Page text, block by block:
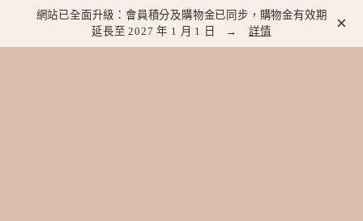
網站已全面升級：會員積分及購物金已同步，購物金有效期
延長至 2027 年 1 月 1 日 →詳情 ×